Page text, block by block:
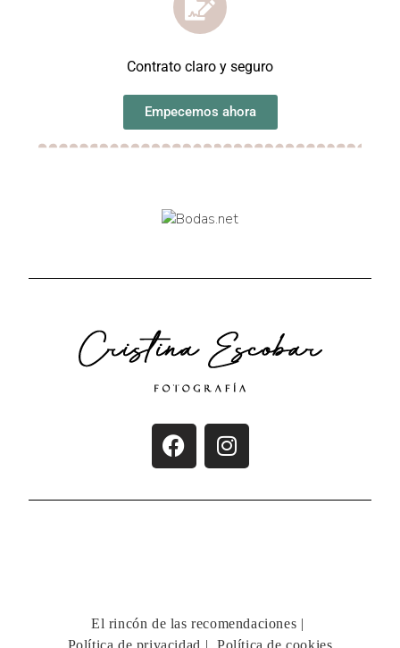
Contrato claro y seguro
Empecemos ahora
El rincón de las recomendaciones
Política de privacidad
Política de cookies